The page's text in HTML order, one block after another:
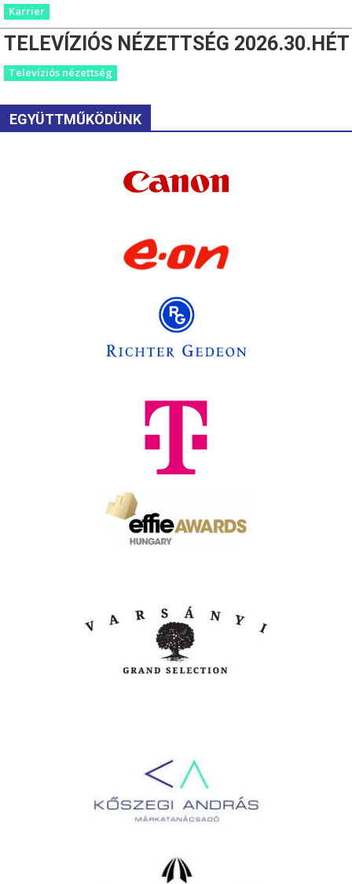
Karrier
TELEVÍZIÓS NÉZETTSÉG 2026.30.HÉT
Televíziós nézettség
EGYÜTTMŰKÖDÜNK